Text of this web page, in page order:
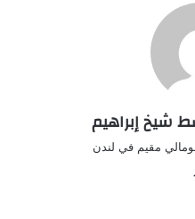
شيخ إبراهيم
مقيم في لندن